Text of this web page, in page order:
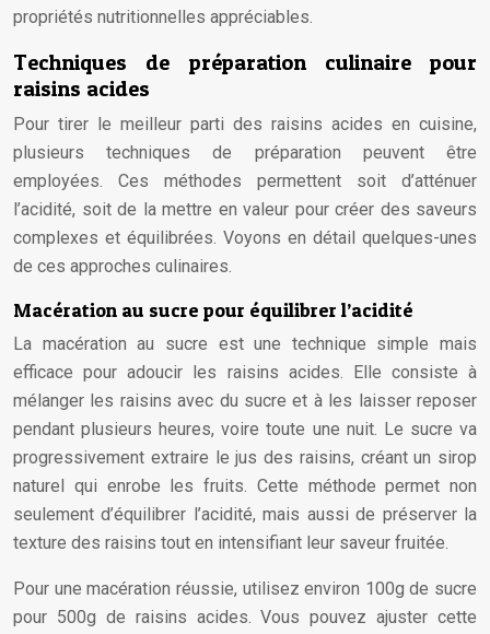
propriétés nutritionnelles appréciables.
Techniques de préparation culinaire pour
raisins acides
Pour tirer le meilleur parti des raisins acides en cuisine,
plusieurs techniques de préparation peuvent être
employées. Ces méthodes permettent soit d’atténuer
l’acidité, soit de la mettre en valeur pour créer des saveurs
complexes et équilibrées. Voyons en détail quelques-unes
de ces approches culinaires.
Macération au sucre pour équilibrer l’acidité
La macération au sucre est une technique simple mais
efficace pour adoucir les raisins acides. Elle consiste à
mélanger les raisins avec du sucre et à les laisser reposer
pendant plusieurs heures, voire toute une nuit. Le sucre va
progressivement extraire le jus des raisins, créant un sirop
naturel qui enrobe les fruits. Cette méthode permet non
seulement d’équilibrer l’acidité, mais aussi de préserver la
texture des raisins tout en intensifiant leur saveur fruitée.
Pour une macération réussie, utilisez environ 100g de sucre
pour 500g de raisins acides. Vous pouvez ajuster cette